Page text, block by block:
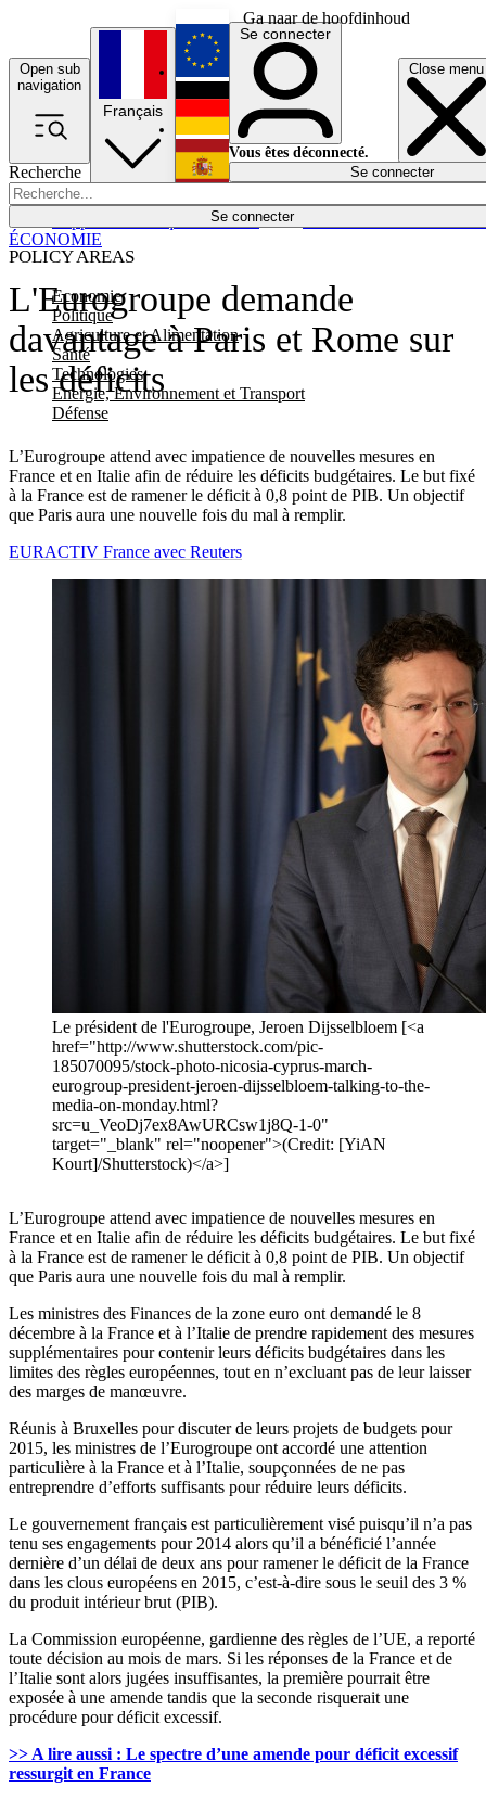
Ga naar de hoofdinhoud
Open sub
navigation
Close menu
Recherche
Se connecter
POLICY AREAS
Economie
Politique
Agriculture et Alimentation
Santé
Technologies
Energie, Environnement et Transport
Défense
Économie
Français
English
Deutsch
Español
Se connecter
Vous êtes déconnecté.
Se connecter
L'Eurogroupe demande
davantage à Paris et Rome sur
les déficits
L’Eurogroupe attend avec impatience de nouvelles mesures en
France et en Italie afin de réduire les déficits budgétaires. Le but fixé
à la France est de ramener le déficit à 0,8 point de PIB. Un objectif
que Paris aura une nouvelle fois du mal à remplir.
ÉCONOMIE
EURACTIV France avec Reuters
Le président de l'Eurogroupe, Jeroen Dijsselbloem [<a
href="http://www.shutterstock.com/pic-
185070095/stock-photo-nicosia-cyprus-march-
eurogroup-president-jeroen-dijsselbloem-talking-to-the-
media-on-monday.html?
src=u_VeoDj7ex8AwURCsw1j8Q-1-0"
target="_blank" rel="noopener">(Credit: [YiAN
Kourt]/Shutterstock)</a>]
L’Eurogroupe attend avec impatience de nouvelles mesures en
France et en Italie afin de réduire les déficits budgétaires. Le but fixé
à la France est de ramener le déficit à 0,8 point de PIB. Un objectif
que Paris aura une nouvelle fois du mal à remplir.
Les ministres des Finances de la zone euro ont demandé le 8
décembre à la France et à l’Italie de prendre rapidement des mesures
supplémentaires pour contenir leurs déficits budgétaires dans les
limites des règles européennes, tout en n’excluant pas de leur laisser
des marges de manœuvre.
Réunis à Bruxelles pour discuter de leurs projets de budgets pour
2015, les ministres de l’Eurogroupe ont accordé une attention
particulière à la France et à l’Italie, soupçonnées de ne pas
entreprendre d’efforts suffisants pour réduire leurs déficits.
Le gouvernement français est particulièrement visé puisqu’il n’a pas
tenu ses engagements pour 2014 alors qu’il a bénéficié l’année
dernière d’un délai de deux ans pour ramener le déficit de la France
dans les clous européens en 2015, c’est-à-dire sous le seuil des 3 %
du produit intérieur brut (PIB).
La Commission européenne, gardienne des règles de l’UE, a reporté
toute décision au mois de mars. Si les réponses de la France et de
l’Italie sont alors jugées insuffisantes, la première pourrait être
exposée à une amende tandis que la seconde risquerait une
procédure pour déficit excessif.
>> A lire aussi : Le spectre d’une amende pour déficit excessif
ressurgit en France